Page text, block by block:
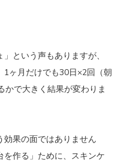
という声もありますが、
1ヶ月だけでも30日×2回（朝
かで大きく結果が変わりま
効果の面ではありません
作る」ために、スキンケ